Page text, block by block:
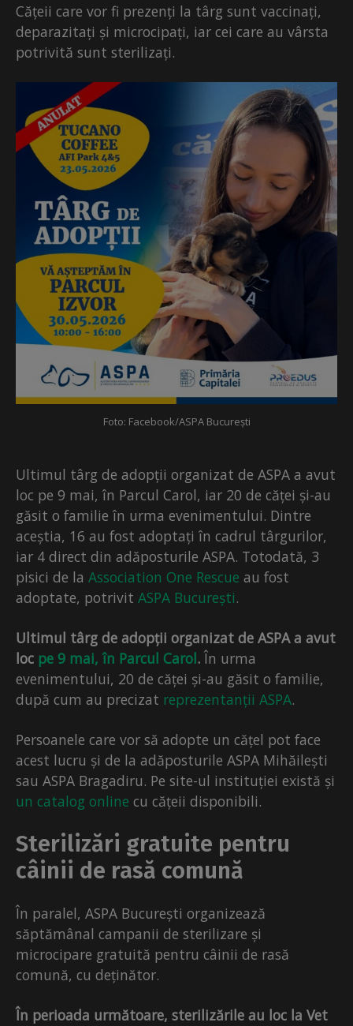
Cățeii care vor fi prezenți la târg sunt vaccinați,
deparazitați și microcipați, iar cei care au vârsta
potrivită sunt sterilizați.
Foto: Facebook/ASPA București
Ultimul târg de adopții organizat de ASPA a avut
loc pe 9 mai, în Parcul Carol, iar 20 de căței și-au
găsit o familie în urma evenimentului. Dintre
aceștia, 16 au fost adoptați în cadrul târgurilor,
iar 4 direct din adăposturile ASPA. Totodată, 3
pisici de la Association One Rescue au fost
adoptate, potrivit ASPA București.
Ultimul târg de adopții organizat de ASPA a avut
loc pe 9 mai, în Parcul Carol. În urma
evenimentului, 20 de căței și-au găsit o familie,
după cum au precizat reprezentanții ASPA.
Persoanele care vor să adopte un cățel pot face
acest lucru și de la adăposturile ASPA Mihăilești
sau ASPA Bragadiru. Pe site-ul instituției există și
un catalog online cu cățeii disponibili.
Sterilizări gratuite pentru
câinii de rasă comună
În paralel, ASPA București organizează
săptămânal campanii de sterilizare și
microcipare gratuită pentru câinii de rasă
comună, cu deținător.
În perioada următoare, sterilizările au loc la Vet